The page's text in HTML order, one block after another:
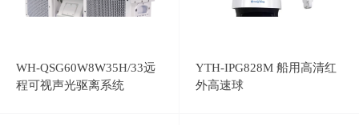
WH-QSG60W8W35H/33远
程可视声光驱离系统
YTH-IPG828M 船用高清红
外高速球